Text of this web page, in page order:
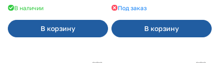
В наличии
В корзину
Под заказ
В корзину